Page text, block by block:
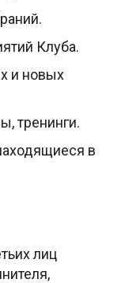
Клуба.
и новых
тренинги.
в
лиц